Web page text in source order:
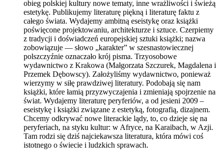
obieg polskiej kultury nowe tematy, inne wrażliwości i świeżą
estetykę. Publikujemy literaturę piękną i literaturę faktu z
całego świata. Wydajemy ambitną eseistykę oraz książki
poświęcone projektowaniu, architekturze i sztuce. Czerpiemy
z tradycji i doświadczeń europejskiej sztuki książki; nazwa
zobowiązuje — słowo „karakter” w szesnastowiecznej
polszczyźnie oznaczało krój pisma. Trzyosobowe
wydawnictwo z Krakowa (Małgorzata Szczurek, Magdalena i
Przemek Dębowscy). Założyliśmy wydawnictwo, ponieważ
wierzymy w siłę prawdziwej literatury. Podobają się nam
książki, które łamią przyzwyczajenia i zmieniają spojrzenie na
świat. Wydajemy literaturę peryferiów, a od jesieni 2009 –
eseistykę i książki związane z estetyką, fotografią, dizajnem.
Chcemy odkrywać nowe literackie lądy, to, co dzieje się na
peryferiach, na styku kultur: w Afryce, na Karaibach, w Azji.
Tam rodzi się dziś najciekawsza literatura, która mówi coś
istotnego o świecie i ludzkich sprawach.